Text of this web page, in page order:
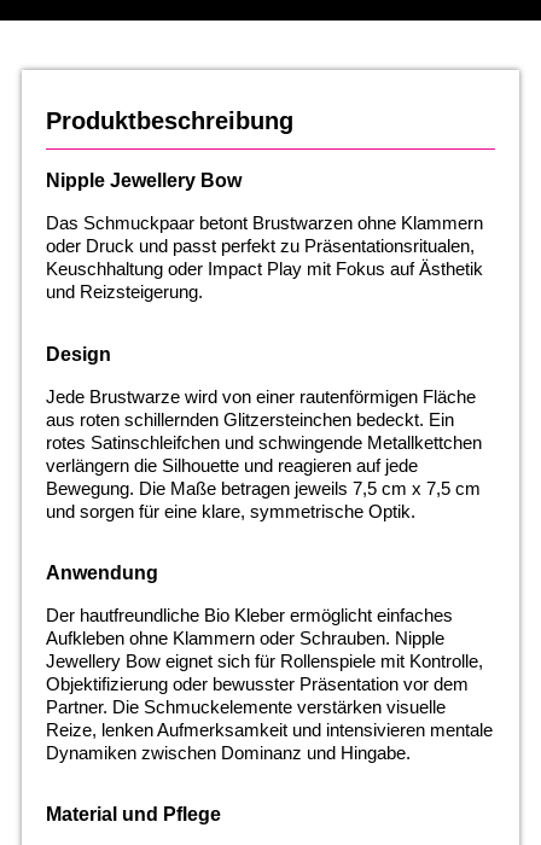
Produktbeschreibung
Nipple Jewellery Bow
Das Schmuckpaar betont Brustwarzen ohne Klammern
oder Druck und passt perfekt zu Präsentationsritualen,
Keuschhaltung oder Impact Play mit Fokus auf Ästhetik
und Reizsteigerung.
Design
Jede Brustwarze wird von einer rautenförmigen Fläche
aus roten schillernden Glitzersteinchen bedeckt. Ein
rotes Satinschleifchen und schwingende Metallkettchen
verlängern die Silhouette und reagieren auf jede
Bewegung. Die Maße betragen jeweils 7,5 cm x 7,5 cm
und sorgen für eine klare, symmetrische Optik.
Anwendung
Der hautfreundliche Bio Kleber ermöglicht einfaches
Aufkleben ohne Klammern oder Schrauben. Nipple
Jewellery Bow eignet sich für Rollenspiele mit Kontrolle,
Objektifizierung oder bewusster Präsentation vor dem
Partner. Die Schmuckelemente verstärken visuelle
Reize, lenken Aufmerksamkeit und intensivieren mentale
Dynamiken zwischen Dominanz und Hingabe.
Material und Pflege